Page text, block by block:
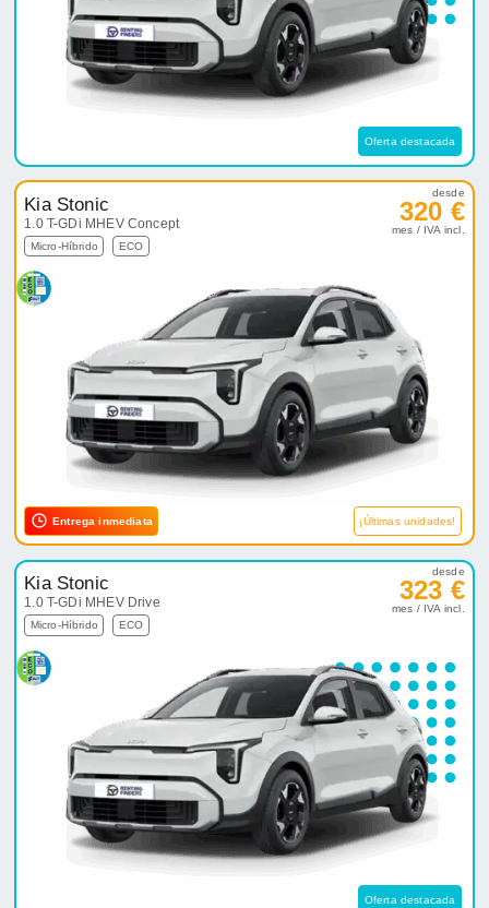
Oferta destacada
Kia Stonic
1.0 T-GDi MHEV Concept
Micro-Híbrido ECO
desde
320 €
mes / IVA incl.
Entrega inmediata ¡Últimas unidades!
Kia Stonic
1.0 T-GDi MHEV Drive
Micro-Híbrido ECO
desde
323 €
mes / IVA incl.
Oferta destacada